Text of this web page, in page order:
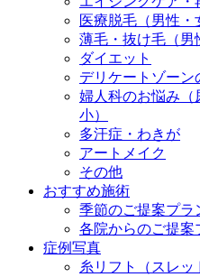
医療脱毛（男性・
薄毛・抜け毛（男
ダイエット
デリケートゾーン
婦人科のお悩み（
小）
多汗症・わきが
アートメイク
その他
おすすめ施術
季節のご提案プラ
各院からのご提案
症例写真
糸リフト（スレッ